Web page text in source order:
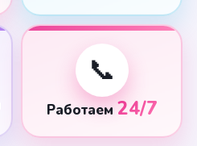
📞
Работаем 24/7